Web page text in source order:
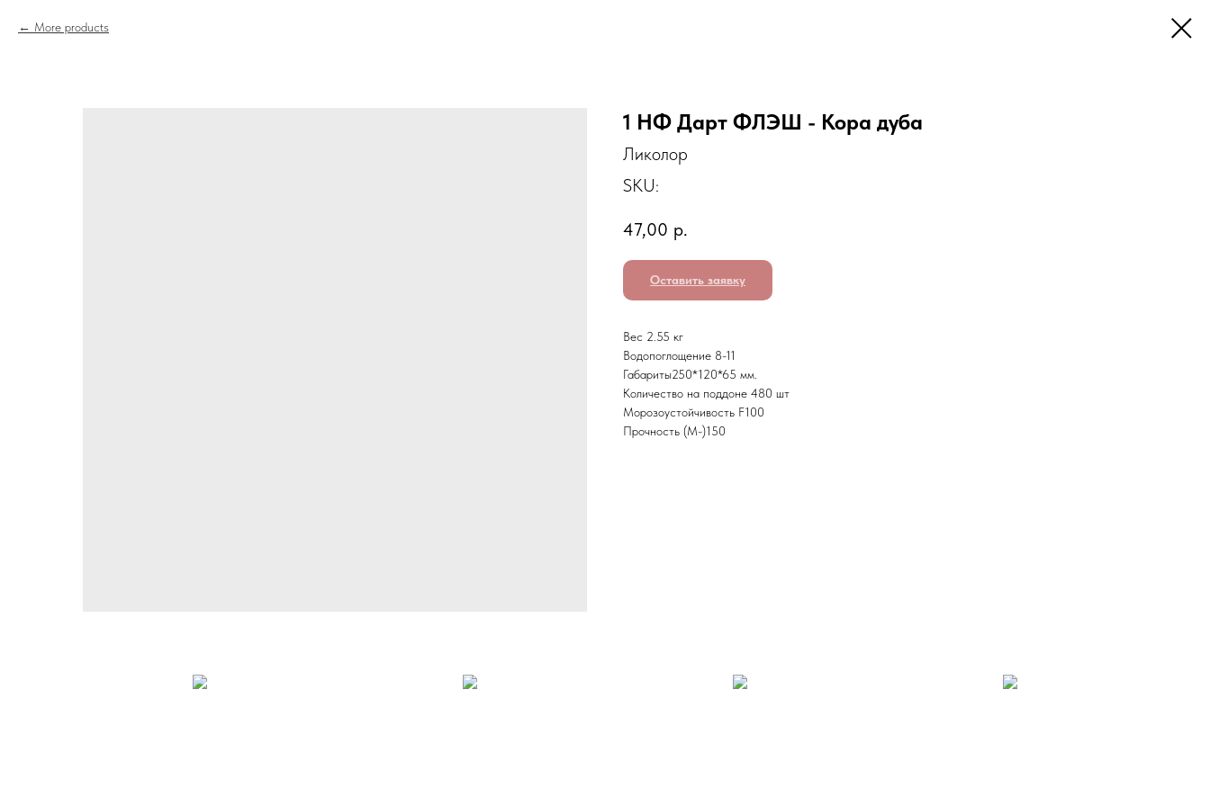
More products
1 НФ Дарт ФЛЭШ - Кора дуба
Ликолор
SKU:
47,00 р.
Оставить заявку
Вес 2.55 кг
Водопоглощение 8-11
Габариты250*120*65 мм.
Количество на поддоне 480 шт
Морозоустойчивость F100
Прочность (M-)150